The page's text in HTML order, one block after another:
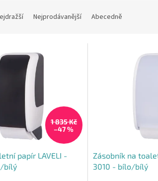
Nejprodávanější Abecedně
1 835 Kč
–47 %
papír LAVELI -
bílý
Zásobník na
3010 - bílo/bílý